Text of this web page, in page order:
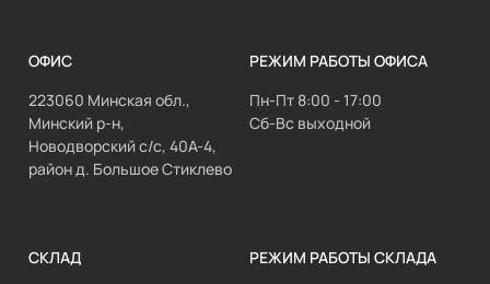
ОФИС
223060 Минская обл.,
Минский р-н,
Новодворский с/с, 40А-4,
район д. Большое Стиклево
РЕЖИМ РАБОТЫ ОФИСА
Пн-Пт 8:00 - 17:00
Сб-Вс выходной
СКЛАД
РЕЖИМ РАБОТЫ СКЛАДА